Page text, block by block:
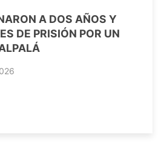
A DOS AÑOS Y
DE PRISIÓN POR UN